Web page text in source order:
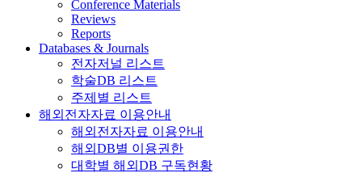
Conference Materials
Reviews
Reports
Databases & Journals
전자저널 리스트
학술DB 리스트
주제별 리스트
해외전자자료 이용안내
해외전자자료 이용안내
해외DB별 이용권한
대학별 해외DB 구독현황